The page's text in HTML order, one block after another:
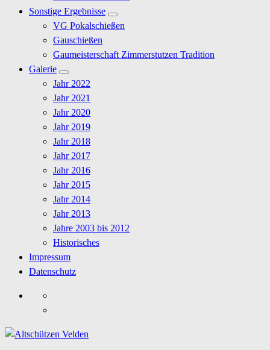
Sonstige Ergebnisse
VG Pokalschießen
Gauschießen
Gaumeisterschaft Zimmerstutzen Tradition
Galerie
Jahr 2022
Jahr 2021
Jahr 2020
Jahr 2019
Jahr 2018
Jahr 2017
Jahr 2016
Jahr 2015
Jahr 2014
Jahr 2013
Jahre 2003 bis 2012
Historisches
Impressum
Datenschutz